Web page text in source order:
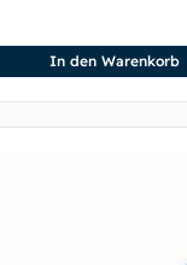
In den Warenkorb